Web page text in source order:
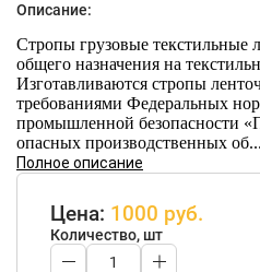
Описание:
Стропы грузовые текстильные
общего назначения на
Изготавливаются стропы
требованиями Федеральных
промышленной безопасности
опасных производственных об...
Полное описание
Цена: 1000 руб.
Количество, шт